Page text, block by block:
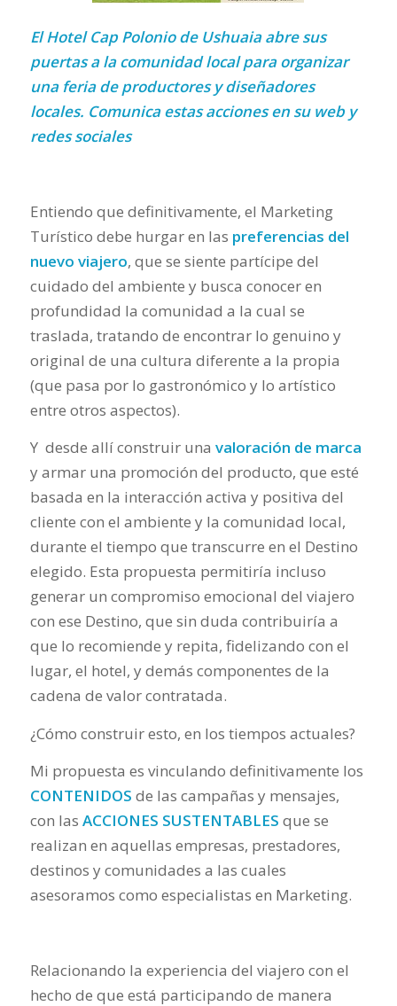
El Hotel Cap Polonio de Ushuaia abre sus
puertas a la comunidad local para organizar
una feria de productores y diseñadores
locales. Comunica estas acciones en su web y
redes sociales
Entiendo que definitivamente, el Marketing
Turístico debe hurgar en las preferencias del
nuevo viajero, que se siente partícipe del
cuidado del ambiente y busca conocer en
profundidad la comunidad a la cual se
traslada, tratando de encontrar lo genuino y
original de una cultura diferente a la propia
(que pasa por lo gastronómico y lo artístico
entre otros aspectos).
Y desde allí construir una valoración de marca
y armar una promoción del producto, que esté
basada en la interacción activa y positiva del
cliente con el ambiente y la comunidad local,
durante el tiempo que transcurre en el Destino
elegido. Esta propuesta permitiría incluso
generar un compromiso emocional del viajero
con ese Destino, que sin duda contribuiría a
que lo recomiende y repita, fidelizando con el
lugar, el hotel, y demás componentes de la
cadena de valor contratada.
¿Cómo construir esto, en los tiempos actuales?
Mi propuesta es vinculando definitivamente los
CONTENIDOS de las campañas y mensajes,
con las ACCIONES SUSTENTABLES que se
realizan en aquellas empresas, prestadores,
destinos y comunidades a las cuales
asesoramos como especialistas en Marketing.
Relacionando la experiencia del viajero con el
hecho de que está participando de manera